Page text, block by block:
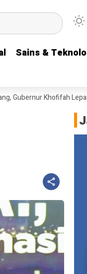
Sains &
Sains &
Khofifah Lepas Tim